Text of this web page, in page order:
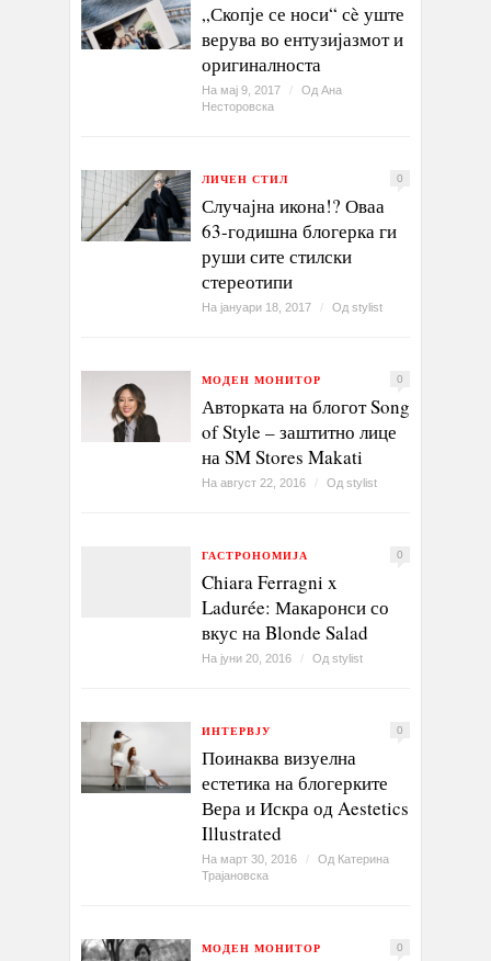
„Скопје се носи“ сè уште
верува во ентузијазмот и
оригиналноста
На мај 9, 2017 / Од Ана
Несторовска
ЛИЧЕН СТИЛ 0
Случајна икона!? Оваа
63-годишна блогерка ги
руши сите стилски
стереотипи
На јануари 18, 2017 / Од stylist
МОДЕН МОНИТОР 0
Авторката на блогот Song
of Style – заштитно лице
на SM Stores Makati
На август 22, 2016 / Од stylist
ГАСТРОНОМИЈА 0
Chiara Ferragni x
Ladurée: Макаронси со
вкус на Blonde Salad
На јуни 20, 2016 / Од stylist
ИНТЕРВЈУ 0
Поинаква визуелна
естетика на блогерките
Вера и Искра од Aestetics
Illustrated
На март 30, 2016 / Од Катерина
Трајановска
МОДЕН МОНИТОР 0